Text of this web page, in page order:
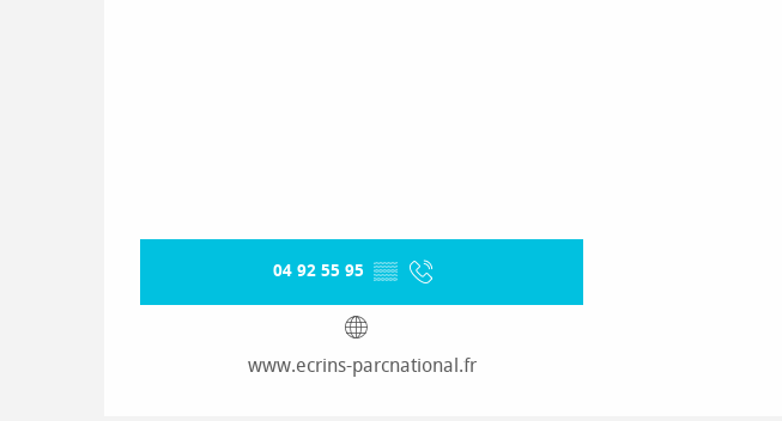
04 92 55 95 ▒▒
www.ecrins-parcnational.fr